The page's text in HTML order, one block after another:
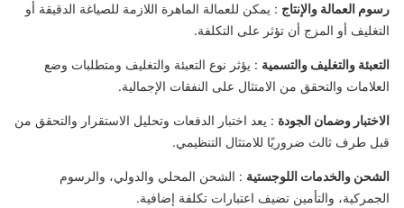
رسوم العمالة والإنتاج : يمكن للعمالة الماهرة اللازمة للصياغة الدقيقة أو
التغليف أو المزج أن تؤثر على التكلفة.
التعبئة والتغليف والتسمية : يؤثر نوع التعبئة والتغليف ومتطلبات وضع
العلامات والتحقق من الامتثال على النفقات الإجمالية.
الاختبار وضمان الجودة : يعد اختبار الدفعات وتحليل الاستقرار والتحقق من
قبل طرف ثالث ضروريًا للامتثال التنظيمي.
الشحن والخدمات اللوجستية : الشحن المحلي والدولي، والرسوم
الجمركية، والتأمين تضيف اعتبارات تكلفة إضافية.